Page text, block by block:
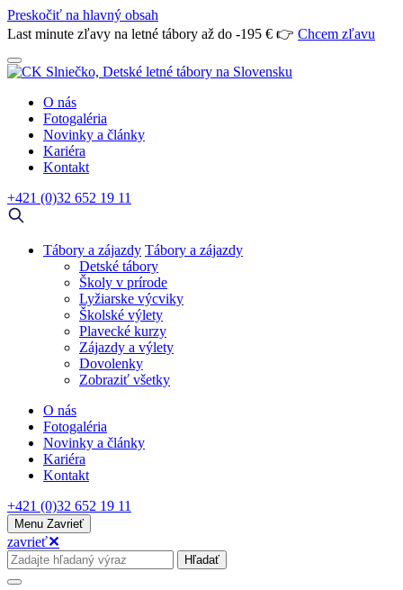
Preskočiť na hlavný obsah
Last minute zľavy na letné tábory až do -195 € 👉 Chcem zľavu
O nás
Fotogaléria
Novinky a články
Kariéra
Kontakt
+421 (0)32 652 19 11
Tábory a zájazdy Tábory a zájazdy
Detské tábory
Školy v prírode
Lyžiarske výcviky
Školské výlety
Plavecké kurzy
Zájazdy a výlety
Dovolenky
Zobraziť všetky
O nás
Fotogaléria
Novinky a články
Kariéra
Kontakt
+421 (0)32 652 19 11
Menu Zavrieť
zavrieť✕
Hľadať